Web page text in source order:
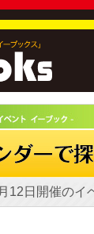
12日開催のイ